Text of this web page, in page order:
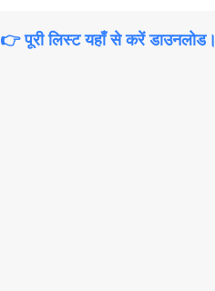
👉 पूरी लिस्ट यहाँ से करें डाउनलोड।